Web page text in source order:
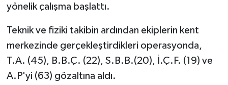
yönelik çalışma başlattı.
Teknik ve fiziki takibin ardından ekiplerin kent
merkezinde gerçekleştirdikleri operasyonda,
T.A. (45), B.B.Ç. (22), S.B.B.(20), İ.Ç.F. (19) ve
A.P'yi (63) gözaltına aldı.